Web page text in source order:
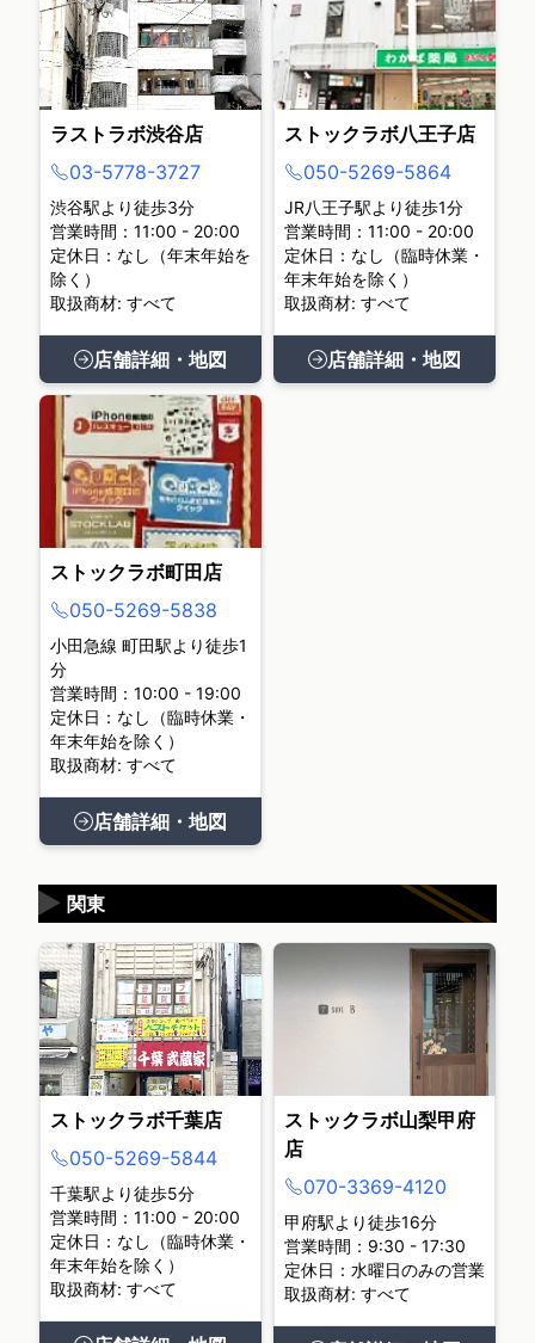
ラストラボ渋谷店
03-5778-3727
渋谷駅より徒歩3分
営業時間：11:00 - 20:00
定休日：なし（年末年始を
除く）
取扱商材: すべて
店舗詳細・地図
ストックラボ八王子店
050-5269-5864
JR八王子駅より徒歩1分
営業時間：11:00 - 20:00
定休日：なし（臨時休業・
年末年始を除く）
取扱商材: すべて
店舗詳細・地図
ストックラボ町田店
050-5269-5838
小田急線 町田駅より徒歩1
分
営業時間：10:00 - 19:00
定休日：なし（臨時休業・
年末年始を除く）
取扱商材: すべて
店舗詳細・地図
関東
▶
ストックラボ千葉店
050-5269-5844
千葉駅より徒歩5分
営業時間：11:00 - 20:00
定休日：なし（臨時休業・
年末年始を除く）
取扱商材: すべて
ストックラボ山梨甲府
店
070-3369-4120
甲府駅より徒歩16分
営業時間：9:30 - 17:30
定休日：水曜日のみの営業
取扱商材: すべて